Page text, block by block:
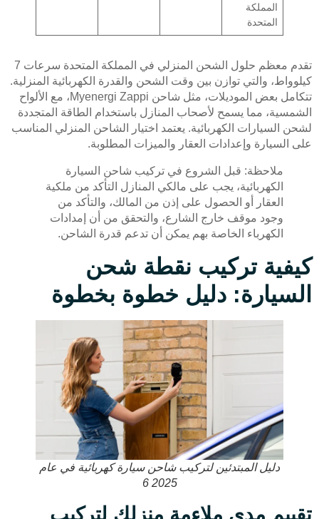
المملكة
المتحدة
تقدم معظم حلول الشحن المنزلي في المملكة المتحدة سرعات 7
كيلوواط، والتي توازن بين وقت الشحن والقدرة الكهربائية المنزلية.
تتكامل بعض الموديلات، مثل شاحن Myenergi Zappi، مع الألواح
الشمسية، مما يسمح لأصحاب المنازل باستخدام الطاقة المتجددة
لشحن السيارات الكهربائية. يعتمد اختيار الشاحن المنزلي المناسب
على السيارة وإعدادات العقار والميزات المطلوبة.
ملاحظة: قبل الشروع في تركيب شاحن السيارة
الكهربائية، يجب على مالكي المنازل التأكد من ملكية
العقار أو الحصول على إذن من المالك، والتأكد من
وجود موقف خارج الشارع، والتحقق من أن إمدادات
الكهرباء الخاصة بهم يمكن أن تدعم قدرة الشاحن.
كيفية تركيب نقطة شحن
السيارة: دليل خطوة بخطوة
دليل المبتدئين لتركيب شاحن سيارة كهربائية في عام
2025 6
تقييم مدى ملاءمة منزلك لتركيب